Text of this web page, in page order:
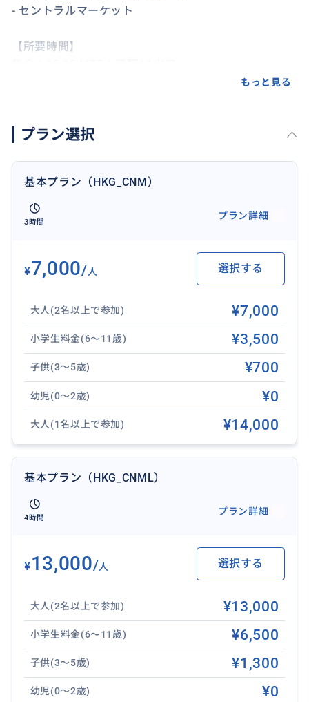
- セントラルマーケット
【所要時間】
おすすめ
数多くあるセントラルのウォールアートの中からパン
もっと見る
プラン選択
基本プラン（HKG_CNM）
3時間
プラン詳細
¥7,000/人 選択する
大人(2名以上で参加) ¥7,000
小学生料金(6～11歳) ¥3,500
子供(3～5歳) ¥700
幼児(0～2歳) ¥0
大人(1名以上で参加) ¥14,000
基本プラン（HKG_CNML）
4時間
プラン詳細
¥13,000/人 選択する
大人(2名以上で参加) ¥13,000
小学生料金(6～11歳) ¥6,500
子供(3～5歳) ¥1,300
幼児(0～2歳) ¥0